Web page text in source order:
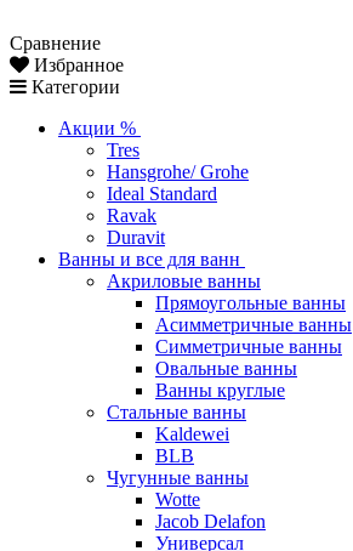
Сравнение
Избранное
Категории
Акции %
Tres
Hansgrohe/ Grohe
Ideal Standard
Ravak
Duravit
Ванны и все для ванн
Акриловые ванны
Прямоугольные ванны
Асимметричные ванны
Симметричные ванны
Овальные ванны
Ванны круглые
Стальные ванны
Kaldewei
BLB
Чугунные ванны
Wotte
Jacob Delafon
Универсал